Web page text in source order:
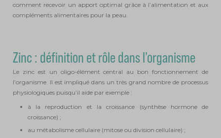
comment recevoir un apport optimal grâce à l’alimentation et aux
compléments alimentaires pour la peau.
Zinc : définition et rôle dans l’organisme
Le zinc est un oligo-élément central au bon fonctionnement de
l’organisme. Il est impliqué dans un très grand nombre de processus
physiologiques puisqu’il aide par exemple :
à la reproduction et la croissance (synthèse hormone de
croissance) ;
au métabolisme cellulaire (mitose ou division cellulaire) ;